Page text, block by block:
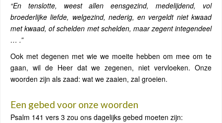
“En tenslotte, weest allen eensgezind, medelijdend, vol
broederlijke liefde, welgezind, nederig, en vergeldt niet kwaad
met kwaad, of schelden met schelden, maar zegent integendeel
… .”
Ook met degenen met wie we moeite hebben om mee om te
gaan, wil de Heer dat we zegenen, niet vervloeken. Onze
woorden zijn als zaad: wat we zaaien, zal groeien.
Een gebed voor onze woorden
Psalm 141 vers 3 zou ons dagelijks gebed moeten zijn: